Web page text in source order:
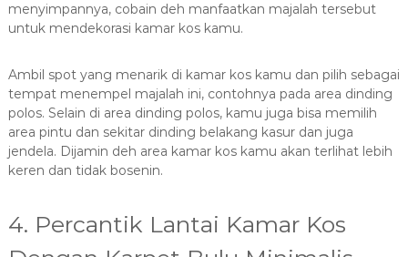
menyimpannya, cobain deh manfaatkan majalah tersebut
untuk mendekorasi kamar kos kamu.
Ambil spot yang menarik di kamar kos kamu dan pilih sebagai
tempat menempel majalah ini, contohnya pada area dinding
polos. Selain di area dinding polos, kamu juga bisa memilih
area pintu dan sekitar dinding belakang kasur dan juga
jendela. Dijamin deh area kamar kos kamu akan terlihat lebih
keren dan tidak bosenin.
4. Percantik Lantai Kamar Kos